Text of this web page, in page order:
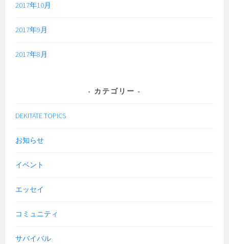
2017年10月
2017年9月
2017年8月
カテゴリー
DEKITATE TOPICS
お知らせ
イベント
エッセイ
コミュニティ
サバイバル